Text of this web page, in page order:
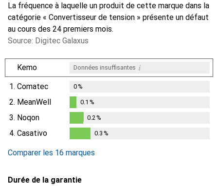
La fréquence à laquelle un produit de cette marque dans la
catégorie « Convertisseur de tension » présente un défaut
au cours des 24 premiers mois.
Source: Digitec Galaxus
Kemo Données insuffisantes i
1. Comatec 0%
2. MeanWell
%
0.1 %
3. Noqon
0.2%
0.2 %
4. Casativo 0.3 %
Comparer les 16 marques
Durée de la garantie